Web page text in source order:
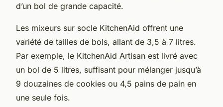
d’un bol de grande capacité.
Les mixeurs sur socle KitchenAid offrent une
variété de tailles de bols, allant de 3,5 à 7 litres.
Par exemple, le KitchenAid Artisan est livré avec
un bol de 5 litres, suffisant pour mélanger jusqu’à
9 douzaines de cookies ou 4,5 pains de pain en
une seule fois.